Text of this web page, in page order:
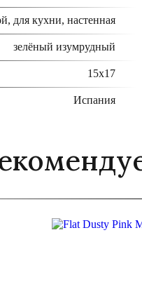
для кухни, настенная
зелёный изумрудный
15x17
Испания